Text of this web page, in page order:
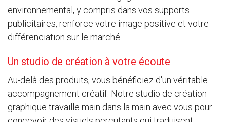
environnemental, y compris dans vos supports
publicitaires, renforce votre image positive et votre
différenciation sur le marché.
Un studio de création à votre écoute
Au-delà des produits, vous bénéficiez d'un véritable
accompagnement créatif. Notre studio de création
graphique travaille main dans la main avec vous pour